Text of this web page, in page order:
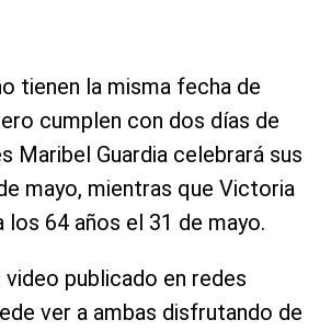
tienen la misma fecha de
cumplen con dos días de
Maribel Guardia celebrará sus
mayo, mientras que Victoria
los 64 años el 31 de mayo.
video publicado en redes
ver a ambas disfrutando de